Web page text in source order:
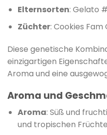
Elternsorten: Gelato
Züchter: Cookies Fam
Diese genetische
einzigartigen
Aroma und eine
Aroma und
Aroma: Süß und
und tropischen